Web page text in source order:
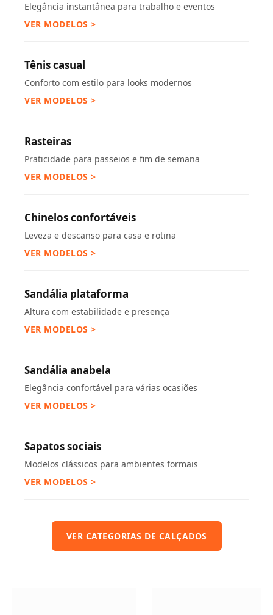
Elegância instantânea para trabalho e eventos
VER MODELOS >
Tênis casual
Conforto com estilo para looks modernos
VER MODELOS >
Rasteiras
Praticidade para passeios e fim de semana
VER MODELOS >
Chinelos confortáveis
Leveza e descanso para casa e rotina
VER MODELOS >
Sandália plataforma
Altura com estabilidade e presença
VER MODELOS >
Sandália anabela
Elegância confortável para várias ocasiões
VER MODELOS >
Sapatos sociais
Modelos clássicos para ambientes formais
VER MODELOS >
VER CATEGORIAS DE CALÇADOS